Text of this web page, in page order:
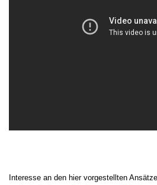
Interesse an den hier vorgestellten